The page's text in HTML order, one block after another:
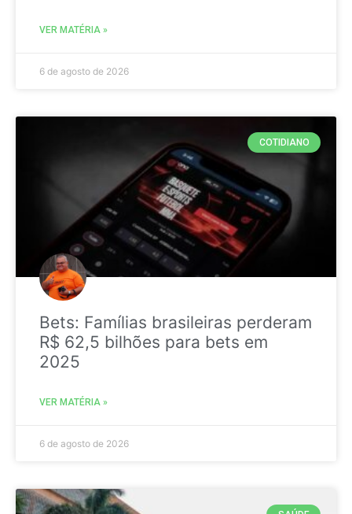
VER MATÉRIA »
6 de agosto de 2026
COTIDIANO
Bets: Famílias brasileiras perderam
R$ 62,5 bilhões para bets em
2025
VER MATÉRIA »
6 de agosto de 2026